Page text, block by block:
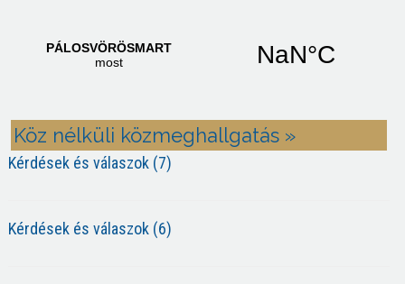
Köz nélküli közmeghallgatás »
Kérdések és válaszok (7)
Kérdések és válaszok (6)